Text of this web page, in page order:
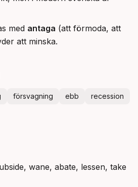
med antaga (att förmoda, att
att minska.
försvagning ebb
recession
wane, abate, lessen, take